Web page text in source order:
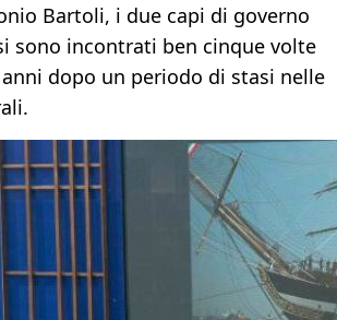
Bartoli, i due capi di governo
sono incontrati ben cinque volte
dopo un periodo di stasi nelle